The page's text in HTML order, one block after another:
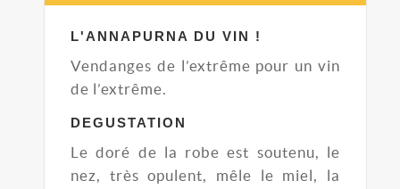
L'ANNAPURNA DU VIN !
Vendanges de l’extrême pour un vin
de l’extrême.
DEGUSTATION
Le doré de la robe est soutenu, le
nez, très opulent, mêle le miel, la